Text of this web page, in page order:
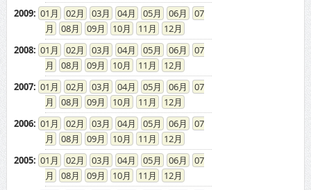
2009: 01 02 03 04 05 06
07
08
09 10 11
12
2008: 01 02 03 04 05 06
07
08
09 10 11
12
2007: 01 02 03 04 05 06
07
08
09 10 11
12
2006: 01 02 03 04 05 06
07
08
09 10 11
12
2005: 01 02 03 04 05 06
07
08
09 10 11
12